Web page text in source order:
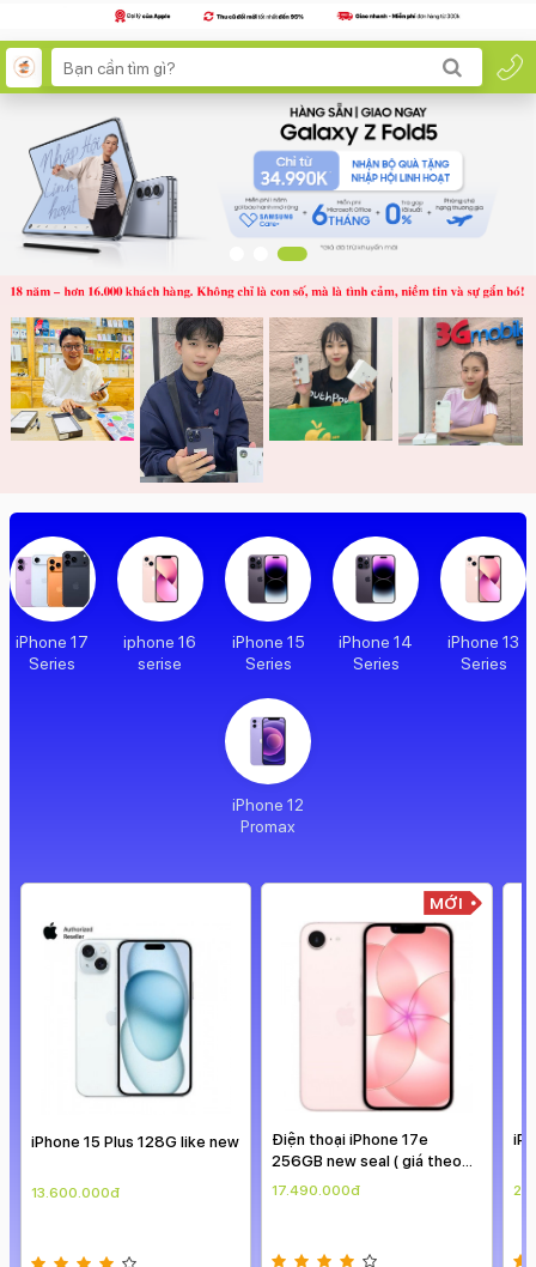
iPhone 17
Series
iphone 16
serise
iPhone 15
Series
iPhone 14
Series
iPhone 13
Series
iPhone 12
Promax
like new
Điện thoại iPhone 17e
256GB new seal ( giá theo
17.490.000đ
iPhone 16 Promax 256G
24.900.000đ